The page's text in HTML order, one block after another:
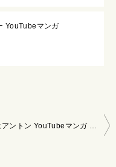
YouTubeマンガ